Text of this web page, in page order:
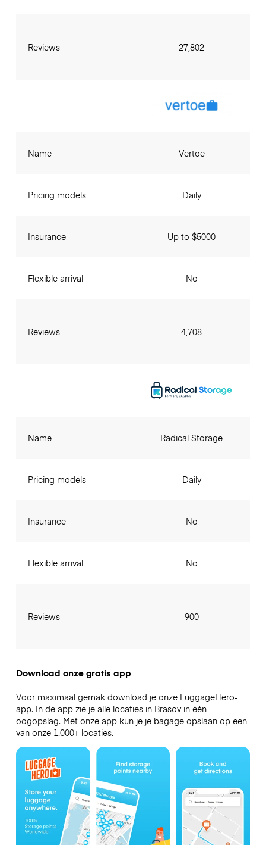
Reviews 27,802
Name
Pricing models
Insurance
Flexible arrival
Reviews
Vertoe
Daily
Up to $5000
No
4,708
Name
Pricing models
Insurance
Flexible arrival
Reviews
Radical Storage
Daily
No
No
900
Download onze gratis app
Voor maximaal gemak download je onze LuggageHero-
app. In de app zie je alle locaties in Brasov in één
oogopslag. Met onze app kun je je bagage opslaan op een
van onze 1.000+ locaties.